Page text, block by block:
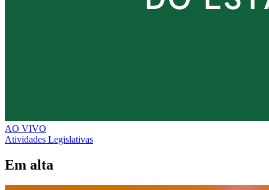
AO VIVO
Atividades Legislativas
Em alta